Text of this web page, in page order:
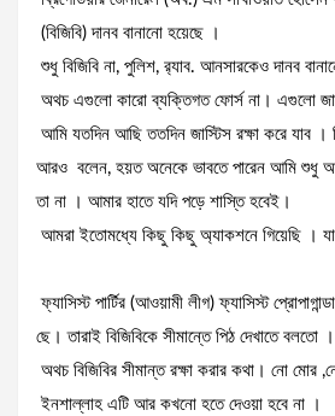
(বিজিবি) দানব বানানো হয়েছে ।
শুধু বিজিবি না, পুলিশ, র‍্যাব. আনসারকেও দানব
অথচ এগুলো কারো ব্যক্তিগত ফোর্স না। এগুলো
আমি যতদিন আছি ততদিন জাস্টিস রক্ষা করে যাব ।
আরও বলেন, হয়ত অনেকে ভাবতে পারেন আমি শুধু
তা না । আমার হাতে যদি পড়ে শাস্তি হবেই।
আমরা ইতোমধ্যে কিছু কিছু অ্যাকশনে গিয়েছি ।
ফ্যাসিস্ট পার্টির (আওয়ামী লীগ) ফ্যাসিস্ট
ছে। তারাই বিজিবিকে সীমান্তে পিঠ দেখাতে বলতো ।
অথচ বিজিবির সীমান্ত রক্ষা করার কথা। নো মোর
ইনশাল্লাহ এটি আর কখনো হতে দেওয়া হবে না ।